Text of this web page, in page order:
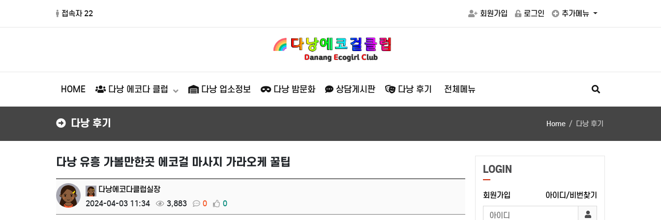
접속자 22 회원가입 로그인 추가메뉴
HOME 다낭 에코다 클럽 다낭 업소정보 다낭 밤문화 상담게시판 다낭 후기 전체메뉴
다낭 후기 Home 다낭 후기
다낭 유흥 가볼만한곳 에코걸 마사지 가라오케 꿀팁
다낭에코다클럽실장
2024-04-03 11:34
3,883 0 0
LOGIN
회원가입 아이디/비번찾기